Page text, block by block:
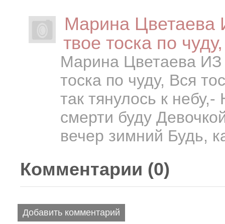
Марина
твое тоска по
Марина Цветаева
тоска по чуду, Вся
так тянулось к
смерти буду
вечер зимний Будь,
Комментарии (0)
Добавить комментарий